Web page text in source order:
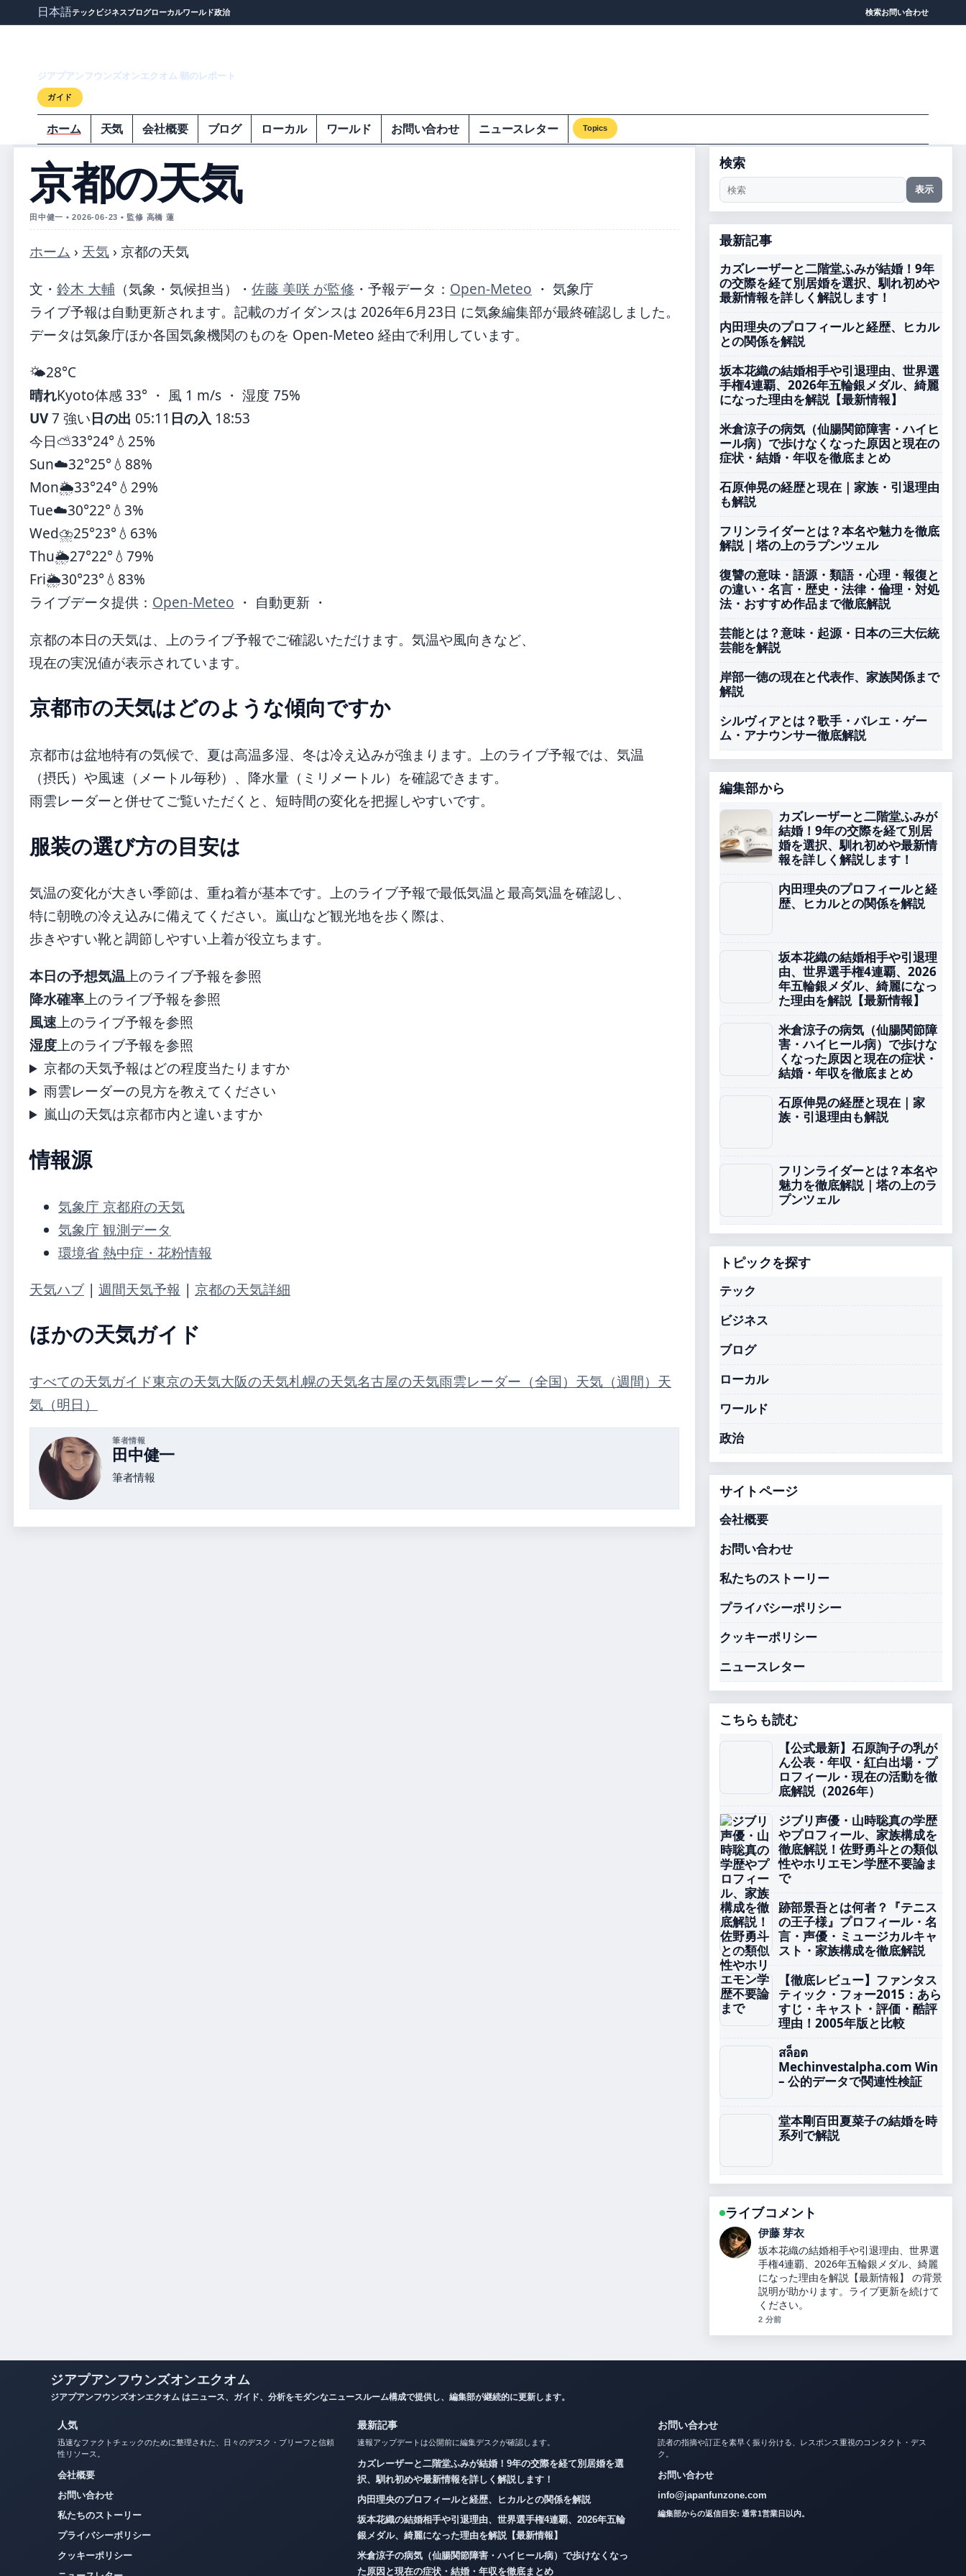
日本語テック ビジネスブログローカルワールド政治 検索お問い合わせ
ジアプアンフウンズオンエクオム 朝のレポート
ガイド
ホーム 天気 会社概要 ブログ ローカル ワールド お問い合わせ ニュースレター Topics
京都の天気
田中健一 • 2026-06-23 • 監修 高橋 蓮
ホーム › 天気 › 京都の天気
文・ 鈴木 大輔 （気象・気候担当） ・ 佐藤 美咲 が監修 ・ 予報データ： Open-Meteo ・ 気象庁
ライブ予報は自動更新されます。記載のガイダンスは 2026年6月23日 に気象編集部が最終確認しました。
データは気象庁ほか各国気象機関のものを Open-Meteo 経由で利用しています。
🌤️28°C
晴れKyoto体感 33° ・ 風 1 m/s ・ 湿度 75%
UV7 強い日の出 05:11 日の入 18:53
今日⛅33°24°💧25%
Sun☁️32°25°💧88%
Mon🌦️33°24°💧29%
Tue☁️30°22°💧3%
Wed⛈️25°23°💧63%
Thu🌦️27°22°💧79%
Fri🌦️30°23°💧83%
ライブデータ提供： Open-Meteo ・ 自動更新 ・
京都の本日の天気は、上のライブ予報でご確認いただけます。気温や風向きなど、
現在の実況値が表示されています。
京都市の天気はどのような傾向ですか
京都市は盆地特有の気候で、夏は高温多湿、冬は冷え込みが強まります。上のライブ予報では、気温
（摂氏）や風速（メートル毎秒）、降水量（ミリメートル）を確認できます。
雨雲レーダーと併せてご覧いただくと、短時間の変化を把握しやすいです。
服装の選び方の目安は
気温の変化が大きい季節は、重ね着が基本です。上のライブ予報で最低気温と最高気温を確認し、
特に朝晩の冷え込みに備えてください。嵐山など観光地を歩く際は、
歩きやすい靴と調節しやすい上着が役立ちます。
本日の予想気温上のライブ予報を参照
降水確率上のライブ予報を参照
風速上のライブ予報を参照
湿度上のライブ予報を参照
京都の天気予報はどの程度当たりますか
雨雲レーダーの見方を教えてください
嵐山の天気は京都市内と違いますか
情報源
気象庁 京都府の天気
気象庁 観測データ
環境省 熱中症・花粉情報
天気ハブ| 週間天気予報 | 京都の天気詳細
ほかの天気ガイド
すべての天気ガイド東京の天気大阪の天気札幌の天気名古屋の天気雨雲レーダー（全国） 天気（週間） 天
気（明日）
筆者情報
田中健一
筆者情報
検索
表示
最新記事
カズレーザーと二階堂ふみが結婚！9年
の交際を経て別居婚を選択、馴れ初めや
最新情報を詳しく解説します！
内田理央のプロフィールと経歴、ヒカル
との関係を解説
坂本花織の結婚相手や引退理由、世界選
手権4連覇、2026年五輪銀メダル、綺麗
になった理由を解説【最新情報】
米倉涼子の病気（仙腸関節障害・ハイヒ
ール病）で歩けなくなった原因と現在の
症状・結婚・年収を徹底まとめ
石原伸晃の経歴と現在｜家族・引退理由
も解説
フリンライダーとは？本名や魅力を徹底
解説｜塔の上のラプンツェル
復讐の意味・語源・類語・心理・報復と
の違い・名言・歴史・法律・倫理・対処
法・おすすめ作品まで徹底解説
芸能とは？意味・起源・日本の三大伝統
芸能を解説
岸部一徳の現在と代表作、家族関係まで
解説
シルヴィアとは？歌手・バレエ・ゲー
ム・アナウンサー徹底解説
編集部から
カズレーザーと二階堂ふみが
結婚！9年の交際を経て別居
婚を選択、馴れ初めや最新情
報を詳しく解説します！
内田理央のプロフィールと経
歴、ヒカルとの関係を解説
坂本花織の結婚相手や引退理
由、世界選手権4連覇、2026
年五輪銀メダル、綺麗になっ
た理由を解説【最新情報】
米倉涼子の病気（仙腸関節障
害・ハイヒール病）で歩けな
くなった原因と現在の症状・
結婚・年収を徹底まとめ
石原伸晃の経歴と現在｜家
族・引退理由も解説
フリンライダーとは？本名や
魅力を徹底解説｜塔の上のラ
プンツェル
トピックを探す
テック
ビジネス
ブログ
ローカル
ワールド
政治
サイトページ
会社概要
お問い合わせ
私たちのストーリー
プライバシーポリシー
クッキーポリシー
ニュースレター
こちらも読む
【公式最新】石原詢子の乳が
ん公表・年収・紅白出場・プ
ロフィール・現在の活動を徹
底解説（2026年）
ジブリ声優・山時聡真の学歴
やプロフィール、家族構成を
徹底解説！佐野勇斗との類似
性やホリエモン学歴不要論ま
で
跡部景吾とは何者？『テニス
の王子様』プロフィール・名
言・声優・ミュージカルキャ
スト・家族構成を徹底解説
【徹底レビュー】ファンタス
ティック・フォー2015：あら
すじ・キャスト・評価・酷評
理由！2005年版と比較
สล็อต
Mechinvestalpha.com Win
– 公的データで関連性検証
堂本剛百田夏菜子の結婚を時
系列で解説
ライブコメント
鈴木 蒼
カズレーザーと二階堂ふみが結婚！9年
の交際を経て別居婚を選択、馴れ初めや
最新情報を詳しく解説します！ の報道は
丁寧で、流れを追いやすいです。
4 分前
ジアプアンフウンズオンエクオム はニュース、ガイド、分析をモダンなニュースルーム構成で提供し、編集部が継続的に更新します。
迅速なファクトチェックのために整理された、日々のデスク・ブリーフと信頼
性リソース。
会社概要
お問い合わせ
私たちのストーリー
プライバシーポリシー
クッキーポリシー
ニュースレター
速報アップデートは公開前に編集デスクが確認します。
カズレーザーと二階堂ふみが結婚！9年の交際を経て別居婚を選
択、馴れ初めや最新情報を詳しく解説します！
内田理央のプロフィールと経歴、ヒカルとの関係を解説
坂本花織の結婚相手や引退理由、世界選手権4連覇、2026年五輪
銀メダル、綺麗になった理由を解説【最新情報】
米倉涼子の病気（仙腸関節障害・ハイヒール病）で歩けなくなっ
た原因と現在の症状・結婚・年収を徹底まとめ
読者の指摘や訂正を素早く振り分ける、レスポンス重視のコンタクト・デス
ク。
お問い合わせ
info@japanfunzone.com
編集部からの返信目安: 通常1営業日以内。